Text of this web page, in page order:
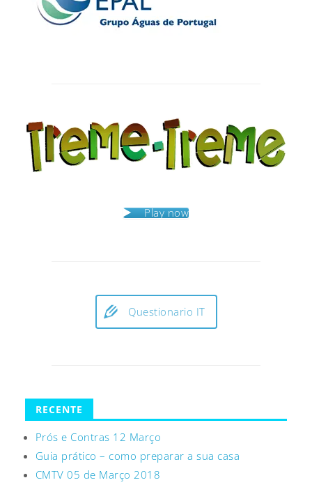
Play now
Questionario IT
RECENTE
Prós e Contras 12 Março
Guia prático – como preparar a sua casa
CMTV 05 de Março 2018